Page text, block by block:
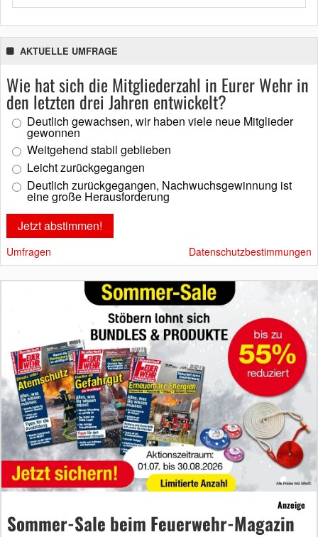
AKTUELLE UMFRAGE
Wie hat sich die Mitgliederzahl in Eurer Wehr in
den letzten drei Jahren entwickelt?
Deutlich gewachsen, wir haben viele neue Mitglieder
gewonnen
Weitgehend stabil geblieben
Leicht zurückgegangen
Deutlich zurückgegangen, Nachwuchsgewinnung ist
eine große Herausforderung
Umfragen Datenschutzbestimmungen
Anzeige
Sommer-Sale beim Feuerwehr-Magazin